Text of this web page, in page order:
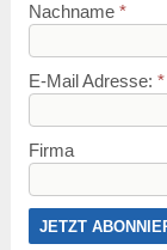
Nachname *
E-Mail Adresse: *
Firma